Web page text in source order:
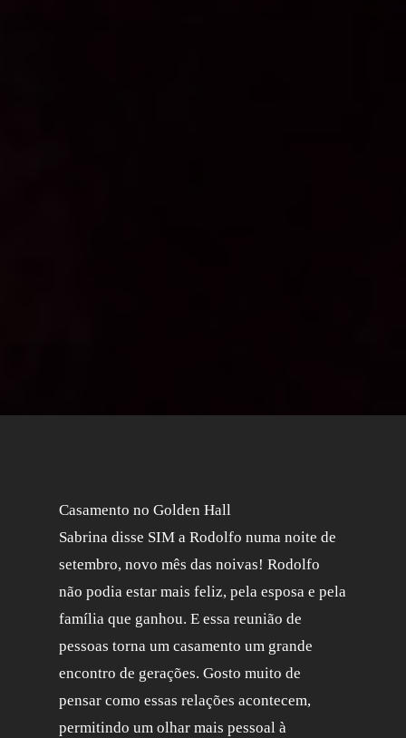
Casamento no Golden Hall
Sabrina disse SIM a Rodolfo numa noite de
setembro, novo mês das noivas! Rodolfo
não podia estar mais feliz, pela esposa e pela
família que ganhou. E essa reunião de
pessoas torna um casamento um grande
encontro de gerações. Gosto muito de
pensar como essas relações acontecem,
permitindo um olhar mais pessoal à